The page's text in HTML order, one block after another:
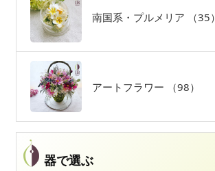
南国系・プルメリア （35）
アートフラワー （98）
器で選ぶ